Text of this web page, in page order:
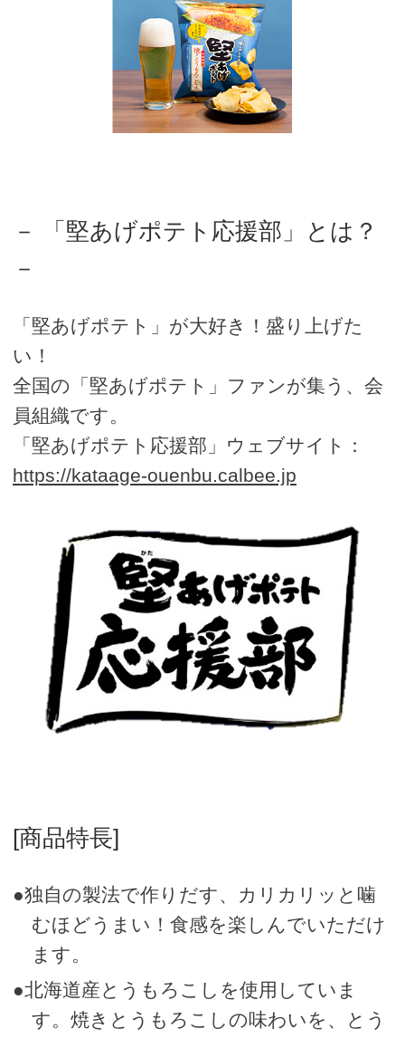
－ 「堅あげポテト応援部」とは？
－
「堅あげポテト」が大好き！盛り上げた
い！
全国の「堅あげポテト」ファンが集う、会
員組織です。
「堅あげポテト応援部」ウェブサイト：
https://kataage-ouenbu.calbee.jp
[商品特長]
●独自の製法で作りだす、カリカリッと噛
むほどうまい！食感を楽しんでいただけ
ます。
●北海道産とうもろこしを使用していま
す。焼きとうもろこしの味わいを、とう